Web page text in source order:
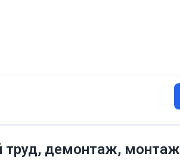
труд, демонтаж, монтаж